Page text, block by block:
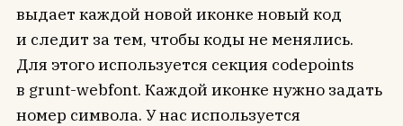
выдает каждой новой иконке новый код
и следит за тем, чтобы коды не менялись.
Для этого используется секция codepoints
в grunt-webfont. Каждой иконке нужно задать
номер символа. У нас используется